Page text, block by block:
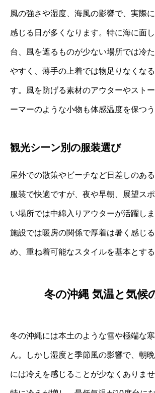
風の強さや湿度、海風の影響で、実際
感じる日が多くなります。特に海に面
台、風を遮るものが少ない場所では冷
やすく、薄手の上着では物足りなくな
す。風を防げる素材のアウターやスト
ーマーのような小物も体感温度を保つう
観光シーン別の服装選び
屋外での散策やビーチなど日差しのあ
服装で快適ですが、夜や早朝、展望ス
い場所では中綿入りアウターが活躍し
施設では暖房の関係で厚着は暑く感じ
め、重ね着可能なスタイルを基本とする
冬の沖縄 気温と気候
冬の沖縄には本土のような雪や極端な
ん。しかし湿度と季節風の影響で、朝
には冷えを感じることが少なくありま